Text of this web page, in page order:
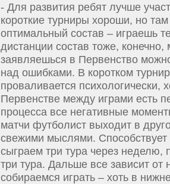
- Для развития ребят лучше
короткие турниры хороши, но
оптимальный состав – играешь
дистанции состав тоже,
заявляешься в Первенство
над ошибками. В коротком
проваливается психологически,
Первенстве между играми есть
процесса все негативные
матчи футболист выходит в
свежими мыслями.
сыграем три тура через
три тура. Дальше все зависит
собираемся играть – хоть в